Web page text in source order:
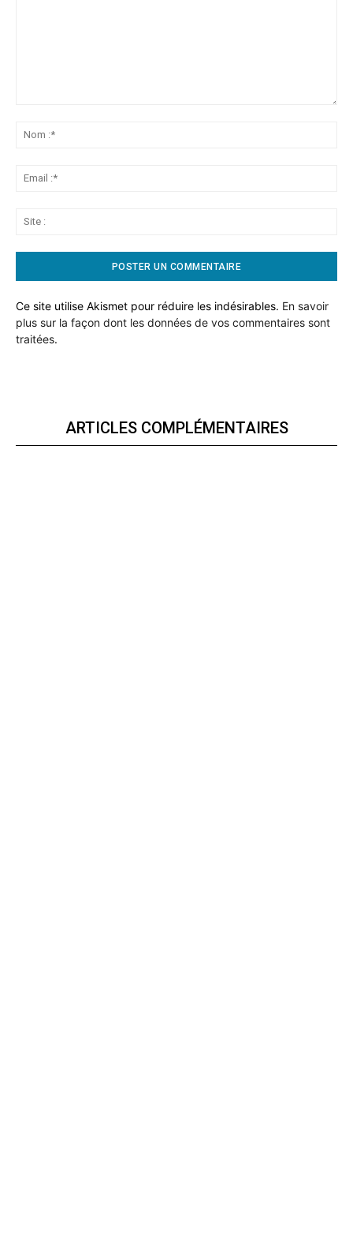
Ce site utilise Akismet pour réduire les indésirables. En savoir
plus sur la façon dont les données de vos commentaires sont
traitées.
ARTICLES COMPLÉMENTAIRES